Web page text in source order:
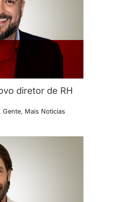
diretor de RH
Gente, Mais Notícias